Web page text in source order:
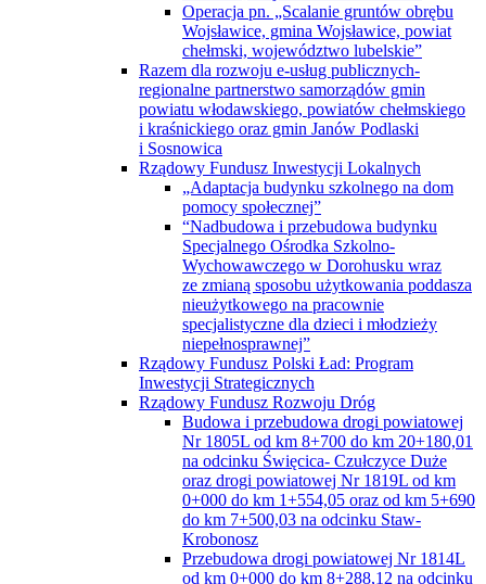
Operacja pn. „Scalanie gruntów obrębu
Wojsławice, gmina Wojsławice, powiat
chełmski, województwo lubelskie”
Razem dla rozwoju e-usług publicznych-
regionalne partnerstwo samorządów gmin
powiatu włodawskiego, powiatów chełmskiego
i kraśnickiego oraz gmin Janów Podlaski
i Sosnowica
Rządowy Fundusz Inwestycji Lokalnych
„Adaptacja budynku szkolnego na dom
pomocy społecznej”
“Nadbudowa i przebudowa budynku
Specjalnego Ośrodka Szkolno-
Wychowawczego w Dorohusku wraz
ze zmianą sposobu użytkowania poddasza
nieużytkowego na pracownie
specjalistyczne dla dzieci i młodzieży
niepełnosprawnej”
Rządowy Fundusz Polski Ład: Program
Inwestycji Strategicznych
Rządowy Fundusz Rozwoju Dróg
Budowa i przebudowa drogi powiatowej
Nr 1805L od km 8+700 do km 20+180,01
na odcinku Święcica- Czułczyce Duże
oraz drogi powiatowej Nr 1819L od km
0+000 do km 1+554,05 oraz od km 5+690
do km 7+500,03 na odcinku Staw-
Krobonosz
Przebudowa drogi powiatowej Nr 1814L
od km 0+000 do km 8+288,12 na odcinku